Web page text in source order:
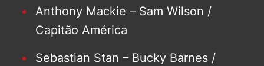
Anthony Mackie – Sam Wilson /
Capitão América
Sebastian Stan – Bucky Barnes /